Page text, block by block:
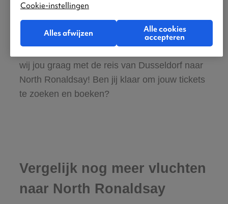
naar North Ronaldsay
Wij vinden dat de zoektocht naar vliegtickets
wij jou graag met de reis van Dusseldorf naar
North Ronaldsay! Ben jij klaar om jouw tickets
te zoeken en boeken?
Vergelijk nog meer vluchten
naar North Ronaldsay
Cookie-instellingen
Alles afwijzen
Alle cookies
accepteren